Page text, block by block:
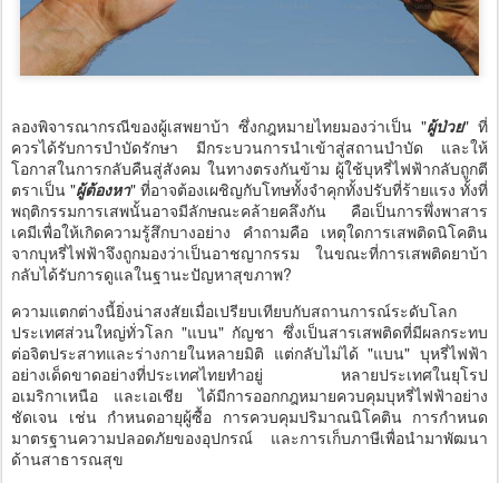
ลองพิจารณากรณีของผู้เสพยาบ้า ซึ่งกฎหมายไทยมองว่าเป็น "ผู้ป่วย" ที่
ควรได้รับการบำบัดรักษา มีกระบวนการนำเข้าสู่สถานบำบัด และให้
โอกาสในการกลับคืนสู่สังคม ในทางตรงกันข้าม ผู้ใช้บุหรี่ไฟฟ้ากลับถูกตี
ตราเป็น "ผู้ต้องหา" ที่อาจต้องเผชิญกับโทษทั้งจำคุกทั้งปรับที่ร้ายแรง ทั้งที่
พฤติกรรมการเสพนั้นอาจมีลักษณะคล้ายคลึงกัน คือเป็นการพึ่งพาสาร
เคมีเพื่อให้เกิดความรู้สึกบางอย่าง คำถามคือ เหตุใดการเสพติดนิโคติน
จากบุหรี่ไฟฟ้าจึงถูกมองว่าเป็นอาชญากรรม ในขณะที่การเสพติดยาบ้า
กลับได้รับการดูแลในฐานะปัญหาสุขภาพ?
ความแตกต่างนี้ยิ่งน่าสงสัยเมื่อเปรียบเทียบกับสถานการณ์ระดับโลก
ประเทศส่วนใหญ่ทั่วโลก "แบน" กัญชา ซึ่งเป็นสารเสพติดที่มีผลกระทบ
ต่อจิตประสาทและร่างกายในหลายมิติ แต่กลับไม่ได้ "แบน" บุหรี่ไฟฟ้า
อย่างเด็ดขาดอย่างที่ประเทศไทยทำอยู่ หลายประเทศในยุโรป
อเมริกาเหนือ และเอเชีย ได้มีการออกกฎหมายควบคุมบุหรี่ไฟฟ้าอย่าง
ชัดเจน เช่น กำหนดอายุผู้ซื้อ การควบคุมปริมาณนิโคติน การกำหนด
มาตรฐานความปลอดภัยของอุปกรณ์ และการเก็บภาษีเพื่อนำมาพัฒนา
ด้านสาธารณสุข